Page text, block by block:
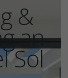
&
an
Sol